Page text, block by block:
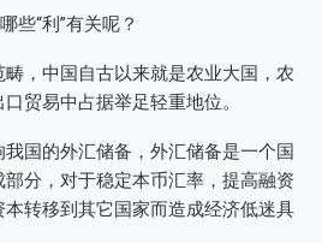
些“利”有关呢？
，中国自古以来就是农业大国，农
贸易中占据举足轻重地位。
国的外汇储备，外汇储备是一个国
分，对于稳定本币汇率，提高融资
转移到其它国家而造成经济低迷具